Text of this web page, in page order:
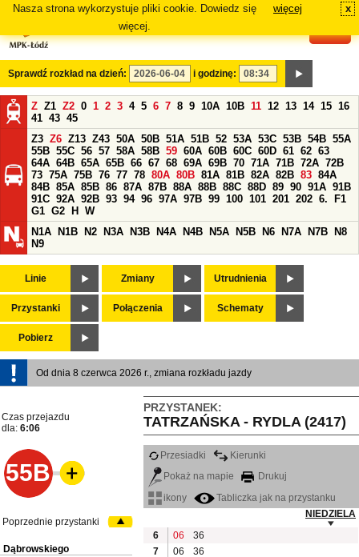
Nasza strona wykorzystuje pliki cookie. Dowiedz się
więcej.
więcej x
Sprawdź rozkład na dzień: i godzinę:
Z Z1 Z2 0 1 2 3 4 5 6 7 8 9 10A 10B 11 12 13 14 15 16
41 43 45
Z3 Z6 Z13 Z43 50A 50B 51A 51B 52 53A 53C 53B 54B 55A
55B 55C 56 57 58A 58B 59 60A 60B 60C 60D 61 62 63
64A 64B 65A 65B 66 67 68 69A 69B 70 71A 71B 72A 72B
73 75A 75B 76 77 78 80A 80B 81A 81B 82A 82B 83 84A
84B 85A 85B 86 87A 87B 88A 88B 88C 88D 89 90 91A 91B
91C 92A 92B 93 94 96 97A 97B 99 100 101 201 202 6.
F1
G1 G2 H
W
N1A
N1B N2 N3A N3B N4A N4B N5A N5B N6 N7A N7B
N8
N9
Linie Zmiany Utrudnienia
Przystanki Połączenia Schematy
Pobierz
Od dnia 8 czerwca 2026 r., zmiana rozkładu jazdy
PRZYSTANEK:
TATRZAŃSKA - RYDLA (2417)
Czas przejazdu
dla: 6:06
55B
Przesiadki
Kierunki
Pokaż na mapie
Drukuj
ikony
Tabliczka jak na przystanku
NIEDZIELA
6
06
36
7
06
36
Poprzednie przystanki
Dąbrowskiego